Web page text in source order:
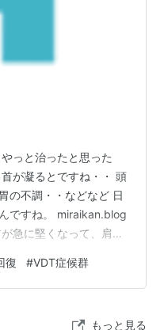
っと治ったと思った
が凝るとですね・・ 頭
の不調・・などなど 日
ですね。 miraikan.blog
急に堅くなって、肩や
した💦 でもある程度筋
スッと治まるんですよ
復 #VDT症候群
もっと見る